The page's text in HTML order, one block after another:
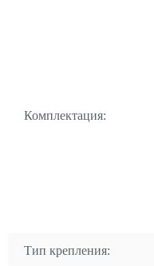
Комплектация:
Тип крепления: